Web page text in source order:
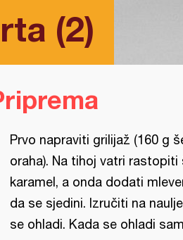
(2)
Prvo napraviti grilijaž (160 g
oraha). Na tihoj vatri rastopiti
karamel, a onda dodati
da se sjedini. Izručiti na
se ohladi. Kada se ohladi